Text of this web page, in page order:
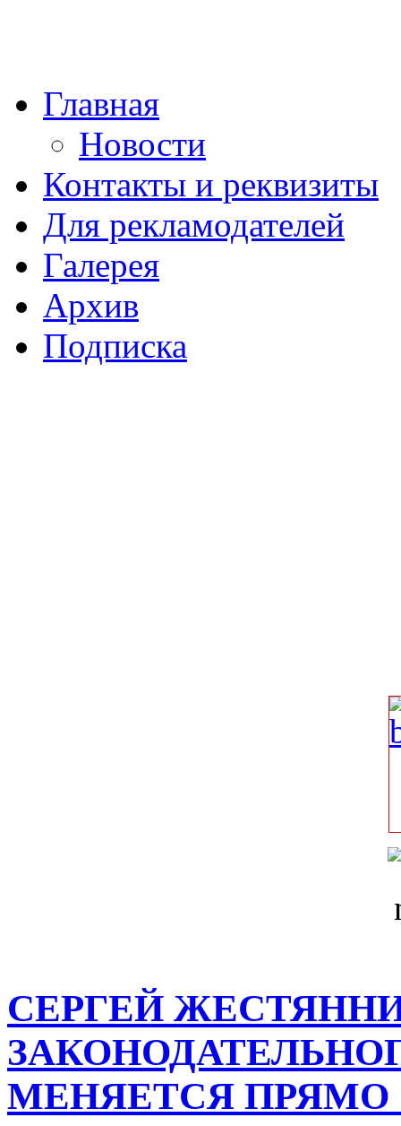
Главная
Новости
Контакты и реквизиты
Для рекламодателей
Галерея
Архив
Подписка
СЕРГЕЙ
МЕНЯЕТСЯ ПРЯМО